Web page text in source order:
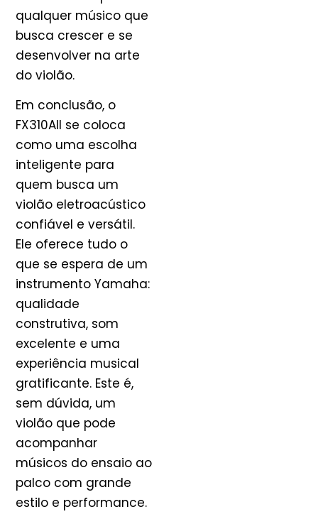
qualquer músico que
busca crescer e se
desenvolver na arte
do violão.
Em conclusão, o
FX310AII se coloca
como uma escolha
inteligente para
quem busca um
violão eletroacústico
confiável e versátil.
Ele oferece tudo o
que se espera de um
instrumento Yamaha:
qualidade
construtiva, som
excelente e uma
experiência musical
gratificante. Este é,
sem dúvida, um
violão que pode
acompanhar
músicos do ensaio ao
palco com grande
estilo e performance.